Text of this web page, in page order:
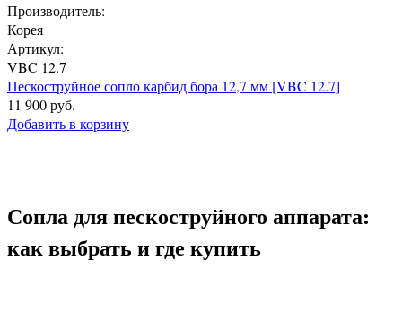
Производитель:
Корея
Артикул:
VBC 12.7
Пескоструйное сопло карбид бора 12,7 мм [VBC 12.7]
11 900 руб.
Добавить в корзину
Сопла для пескоструйного аппарата:
как выбрать и где купить